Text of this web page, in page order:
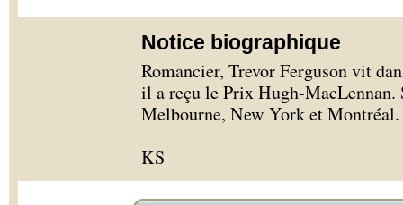
Notice biographique
Romancier, Trevor Ferguson vit
il a reçu le Prix Hugh-MacLennan.
Melbourne, New York et Montréal.
KS